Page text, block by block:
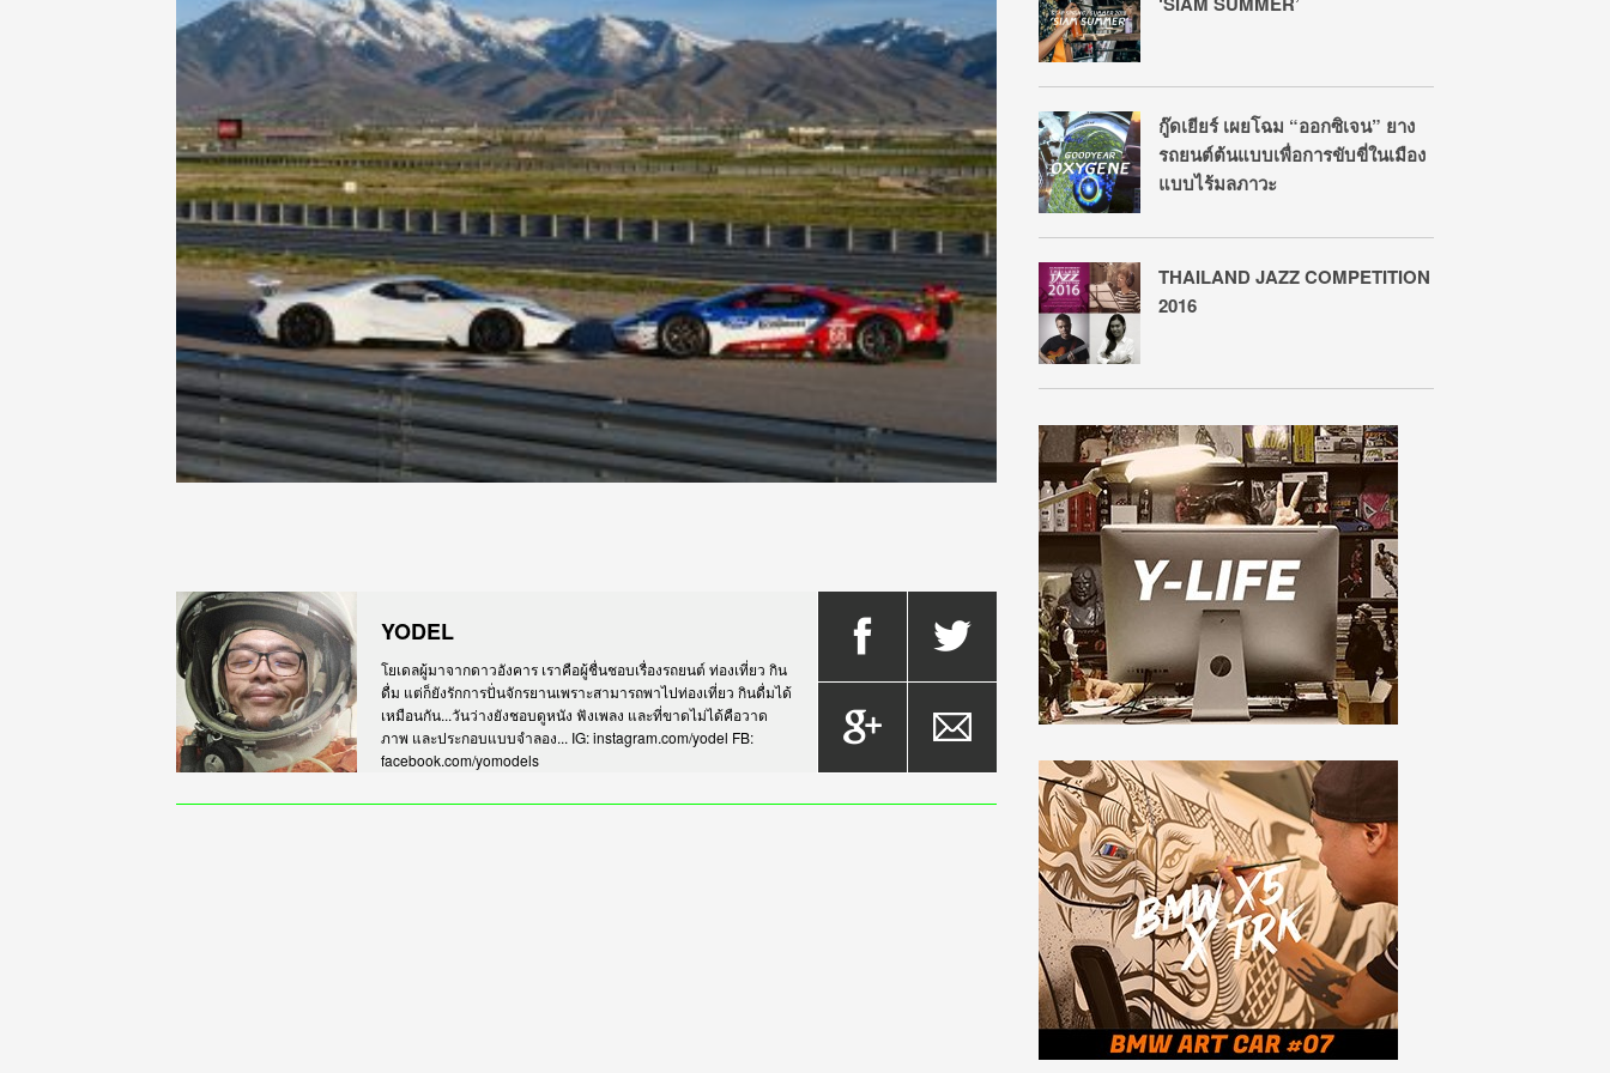
YODEL
โยเดลผู้มาจากดาวอังคาร เราคือผู้ชื่นชอบเรื่องรถยนต์ ท่องเที่ยว กิน
ดื่ม แต่ก็ยังรักการปั่นจักรยานเพราะสามารถพาไปท่องเที่ยว กินดื่มได้
เหมือนกัน...วันว่างยังชอบดูหนัง ฟังเพลง และที่ขาดไม่ได้คือวาด
ภาพ และประกอบแบบจำลอง... IG: instagram.com/yodel FB:
facebook.com/yomodels
กู๊ดเยียร์ เผยโฉม “ออกซิเจน” ยาง
รถยนต์ต้นแบบเพื่อการขับขี่ในเมือง
แบบไร้มลภาวะ
THAILAND JAZZ COMPETITION
2016